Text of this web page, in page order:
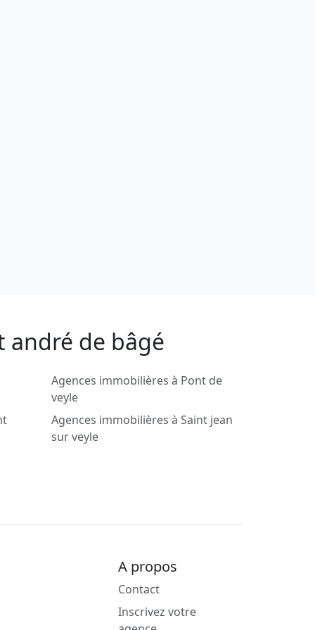
andré de bâgé
Agences immobilières à Pont de
veyle
Agences immobilières à Saint jean
sur veyle
A propos
Contact
Inscrivez votre